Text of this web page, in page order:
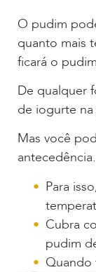
O pudim
quanto mais
ficará o
De qualquer
de iogurte
Mas você
antecedência.
Para
Cubra
pudim
Quando